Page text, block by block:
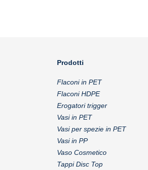
Prodotti
Flaconi in PET
Flaconi HDPE
Erogatori trigger
Vasi in PET
Vasi per spezie in PET
Vasi in PP
Vaso Cosmetico
Tappi Disc Top